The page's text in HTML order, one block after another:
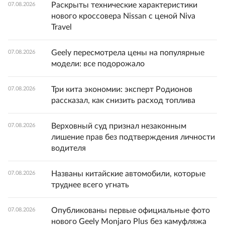
07.08.2026
Раскрыты технические характеристики
нового кроссовера Nissan с ценой Niva
Travel
07.08.2026
Geely пересмотрела цены на популярные
модели: все подорожало
07.08.2026
Три кита экономии: эксперт Родионов
рассказал, как снизить расход топлива
07.08.2026
Верховный суд признал незаконным
лишение прав без подтверждения личности
водителя
07.08.2026
Названы китайские автомобили, которые
труднее всего угнать
07.08.2026
Опубликованы первые официальные фото
нового Geely Monjaro Plus без камуфляжа